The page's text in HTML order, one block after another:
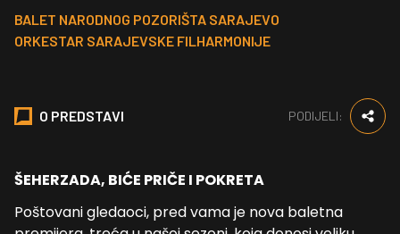
O PREDSTAVI PODIJELI:
ŠEHERZADA, BIĆE PRIČE I POKRETA
Poštovani gledaoci, pred vama je nova baletna
BALET NARODNOG POZORIŠTA SARAJEVO
ORKESTAR SARAJEVSKE FILHARMONIJE